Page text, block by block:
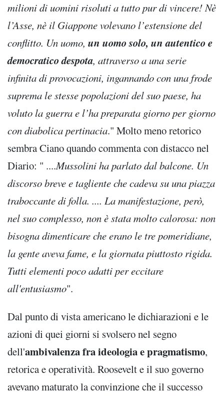
milioni di uomini risoluti a tutto pur di vincere! Nè
l’Asse, nè il Giappone volevano l’estensione del
conflitto. Un uomo, un uomo solo, un autentico e
democratico despota, attraverso a una serie
infinita di provocazioni, ingannando con una frode
suprema le stesse popolazioni del suo paese, ha
voluto la guerra e l’ha preparata giorno per giorno
con diabolica pertinacia." Molto meno retorico
sembra Ciano quando commenta con distacco nel
Diario: " ....Mussolini ha parlato dal balcone. Un
discorso breve e tagliente che cadeva su una piazza
traboccante di folla. .... La manifestazione, però,
nel suo complesso, non è stata molto calorosa: non
bisogna dimenticare che erano le tre pomeridiane,
la gente aveva fame, e la giornata piuttosto rigida.
Tutti elementi poco adatti per eccitare
all'entusiasmo".
Dal punto di vista americano le dichiarazioni e le
azioni di quei giorni si svolsero nel segno
dell'ambivalenza fra ideologia e pragmatismo,
retorica e operatività. Roosevelt e il suo governo
avevano maturato la convinzione che il successo